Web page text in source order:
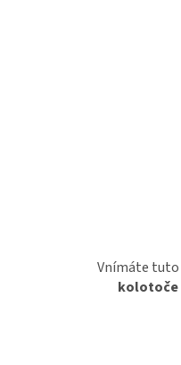
Vnímáte tuto
kolotoče